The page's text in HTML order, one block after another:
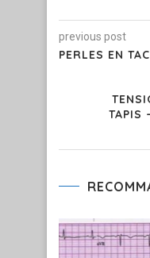
previous post
PERLES EN
TAPIS